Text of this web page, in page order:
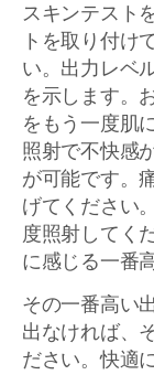
スキンテスト
トを取り付け
い。出力レベ
を示します。
をもう一度肌
照射で不快感
が可能です。
げてください
度照射してく
に感じる一番
その一番高い
出なければ、
ださい。快適